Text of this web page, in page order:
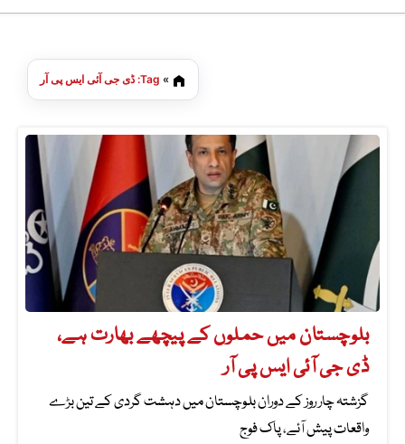
» Tag: ڈی جی آئی ایس پی آر
بلوچستان میں حملوں کے پیچھے بھارت ہے،
ڈی جی آئی ایس پی آر
گزشتہ چار روز کے دوران بلوچستان میں دہشت گردی کے تین بڑے
واقعات پیش آئے، پاک فوج